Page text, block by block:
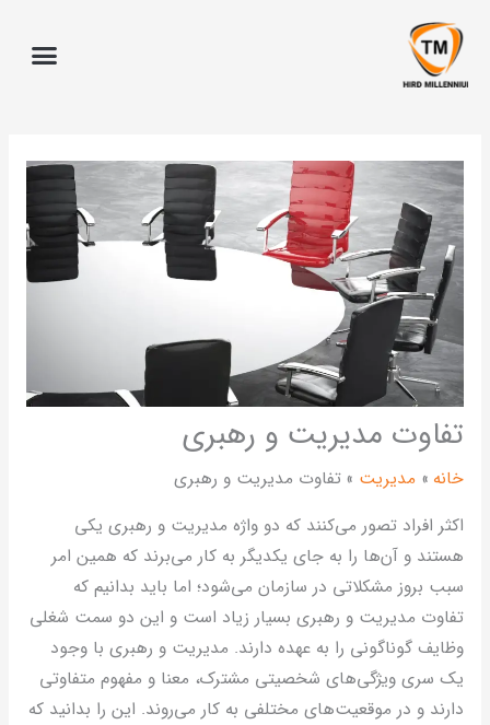
مدیریت و رهبری
مدیریت
تفاوت مدیریت و رهبری
افراد تصور می‌کنند که دو واژه مدیریت و رهبری یکی
و آن‌ها را به جای یکدیگر به کار می‌برند که همین امر
بروز مشکلاتی در سازمان می‌شود؛ اما باید بدانیم که
مدیریت و رهبری بسیار زیاد است و این دو سمت شغلی
گوناگونی را به عهده دارند. مدیریت و رهبری با وجود
سری ویژگی‌های شخصیتی مشترک، معنا و مفهوم متفاوتی
و در موقعیت‌های مختلفی به کار ‌می‌روند. این را بدانید که